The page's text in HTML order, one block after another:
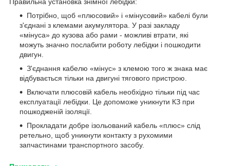
Потрібно, щоб «плюсовий» і «мінусовий» кабелі були
з'єднані з клемами акумулятора. У разі закладу
«мінуса» до кузова або рами - можливі втрати, які
можуть значно послабити роботу лебідки і пошкодити
двигун.
З'єднання кабелю «мінус» з клемою того ж знака має
відбувається тільки на двигуні тягового пристрою.
Включати плюсовій кабель необхідно тільки під час
експлуатації лебідки. Це допоможе уникнути КЗ при
пошкодженій ізоляції.
Прокладати добре ізольований кабель «плюс» слід
ретельно, щоб уникнути контакту з рухомими
запчастинами транспортного засобу.